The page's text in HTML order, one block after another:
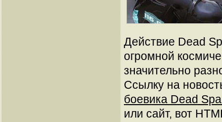
Действие Dead
огромной
значительно
Ссылку на
боевика Dead
или сайт, вот